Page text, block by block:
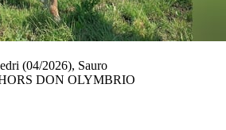
(04/2026), Sauro
DON OLYMBRIO